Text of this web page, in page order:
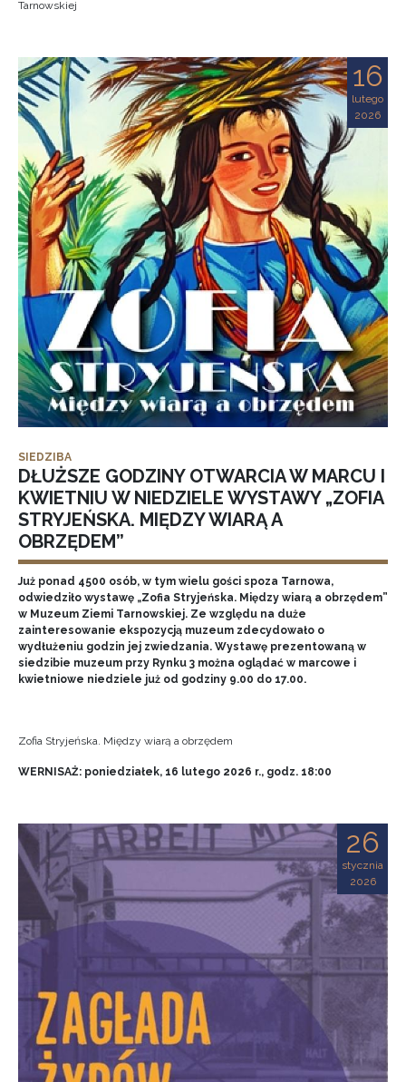
Tarnowskiej
16
lutego
2026
SIEDZIBA
DŁUŻSZE GODZINY OTWARCIA W MARCU I
KWIETNIU W NIEDZIELE WYSTAWY „ZOFIA
STRYJEŃSKA. MIĘDZY WIARĄ A
OBRZĘDEM”
Już ponad 4500 osób, w tym wielu gości spoza Tarnowa,
odwiedziło wystawę „Zofia Stryjeńska. Między wiarą a obrzędem”
w Muzeum Ziemi Tarnowskiej. Ze względu na duże
zainteresowanie ekspozycją muzeum zdecydowało o
wydłużeniu godzin jej zwiedzania. Wystawę prezentowaną w
siedzibie muzeum przy Rynku 3 można oglądać w marcowe i
kwietniowe niedziele już od godziny 9.00 do 17.00.
Zofia Stryjeńska. Między wiarą a obrzędem
WERNISAŻ: poniedziałek, 16 lutego 2026 r., godz. 18:00
26
stycznia
2026